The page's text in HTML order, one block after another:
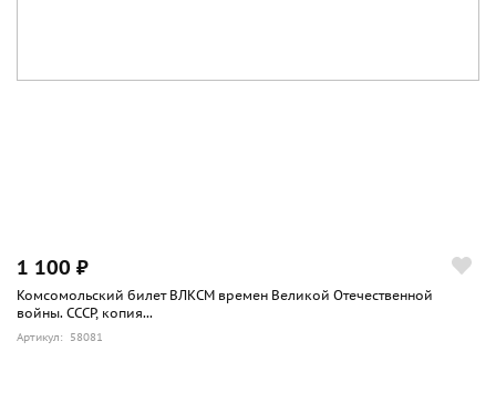
1 100 ₽
Комсомольский билет ВЛКСМ времен Великой Отечественной
войны. СССР, копия...
Артикул: 58081